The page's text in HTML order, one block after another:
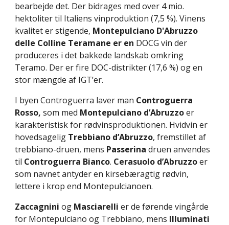
bearbejde det. Der bidrages med over 4 mio.
hektoliter til Italiens vinproduktion (7,5 %). Vinens
kvalitet er stigende, Montepulciano D'Abruzzo
delle Colline Teramane er en DOCG vin der
produceres i det bakkede landskab omkring
Teramo. Der er fire DOC-distrikter (17,6 %) og en
stor mængde af IGT’er.
I byen Controguerra laver man Controguerra
Rosso, som med Montepulciano d’Abruzzo er
karakteristisk for rødvinsproduktionen. Hvidvin er
hovedsagelig Trebbiano d’Abruzzo, fremstillet af
trebbiano-druen, mens Passerina druen anvendes
til Controguerra Bianco. Cerasuolo d’Abruzzo er
som navnet antyder en kirsebæragtig rødvin,
lettere i krop end Montepulcianoen.
Zaccagnini og Masciarelli er de førende vingårde
for Montepulciano og Trebbiano, mens Illuminati